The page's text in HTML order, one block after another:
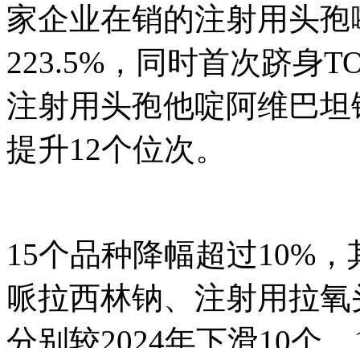
家企业在销的注射用头
223.5%，同时首次跻身
注射用头孢他啶阿维巴坦
提升12个位次。
15个品种降幅超过10%
哌拉西林钠、注射用拉
分别较2024年下滑10个